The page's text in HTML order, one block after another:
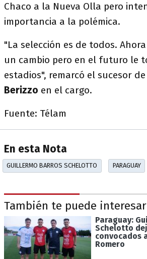
Chaco a la Nueva Olla pero
importancia a la polémica.
"La selección es de todos.
un cambio pero en el futuro le
estadios", remarcó el sucesor de
Berizzo en el cargo.
Fuente: Télam
En esta Nota
GUILLERMO BARROS SCHELOTTO PARAGUAY
También te puede interesar
Paraguay:
Schelotto
convocados
Romero